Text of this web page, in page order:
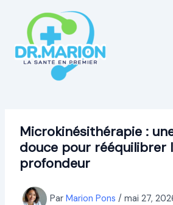
contenu
Microkinésithérapie :
douce pour rééquilibrer
profondeur
Par Marion Pons / mai 27,